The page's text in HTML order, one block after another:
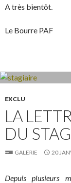
A très bientôt.
Le Bourre PAF
EXCLU
LA
DU
GALERIE 20
Depuis plusieurs